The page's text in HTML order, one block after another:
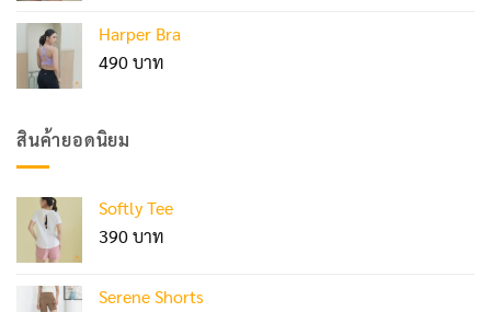
Harper Bra
490
สินค้ายอดนิยม
Softly Tee
390
Serene Shorts